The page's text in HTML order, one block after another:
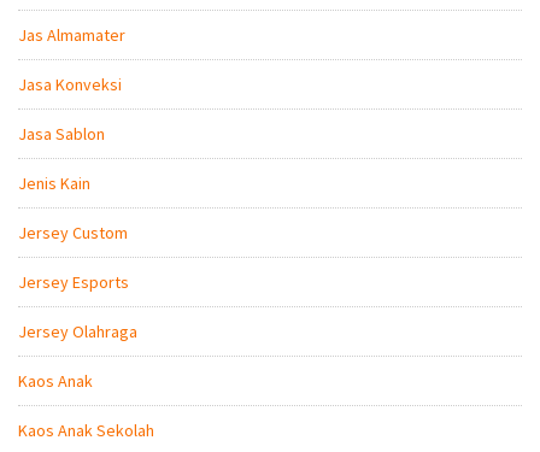
Jas Almamater
Jasa Konveksi
Jasa Sablon
Jenis Kain
Jersey Custom
Jersey Esports
Jersey Olahraga
Kaos Anak
Kaos Anak Sekolah